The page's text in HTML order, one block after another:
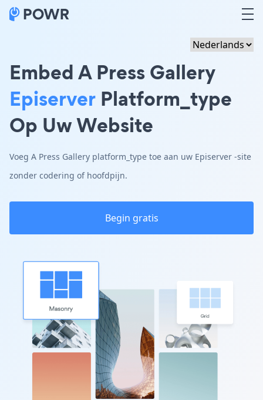
Embed A Press Gallery
Episerver Platform_type
Op Uw Website
Voeg A Press Gallery platform_type toe aan uw Episerver -site
zonder codering of hoofdpijn.
Begin gratis